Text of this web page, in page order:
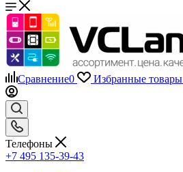
Сравнение0 Избранные товары
Телефоны
+7 495 135-39-43